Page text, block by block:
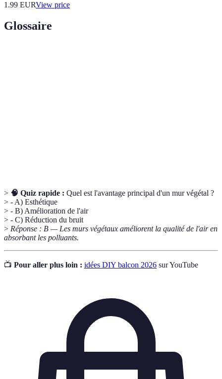
1.99 EURView price
Glossaire
> 🧠 Quiz rapide : Quel est l'avantage principal d'un mur végétal ?
> - A) Esthétique
> - B) Amélioration de l'air
> - C) Réduction du bruit
> Réponse : B — Les murs végétaux améliorent la qualité de l'air en
absorbant les polluants.
📺 Pour aller plus loin : idées DIY balcon 2026 sur YouTube